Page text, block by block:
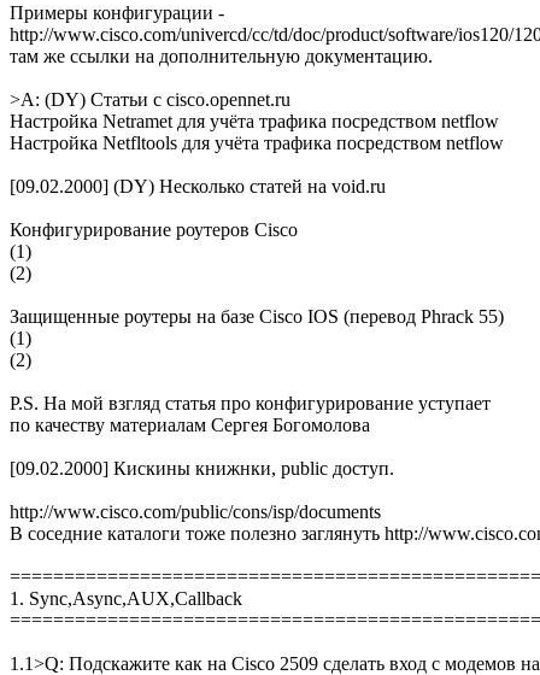
Примеры конфигурации -
http://www.cisco.com/univercd/cc/td/doc/product/software/ios120/
там же ссылки на дополнительную документацию.
>A: (DY) Статьи с cisco.opennet.ru
Настройка Netramet для учёта трафика посредством netflow
Настройка Netfltools для учёта трафика посредством netflow
[09.02.2000] (DY) Несколько статей на void.ru
Конфигурирование роутеров Cisco
(1)
(2)
Защищенные роутеры на базе Cisco IOS (перевод Phrack 55)
(1)
(2)
P.S. На мой взгляд статья про конфигурирование уступает
по качеству материалам Сергея Богомолова
[09.02.2000] Кискины книжнки, public доступ.
http://www.cisco.com/public/cons/isp/documents
В соседние каталоги тоже полезно заглянуть http://
1. Sync,Async,AUX,Callback
1.1>Q: Подскажите как на Cisco 2509 сделать вход с модемов